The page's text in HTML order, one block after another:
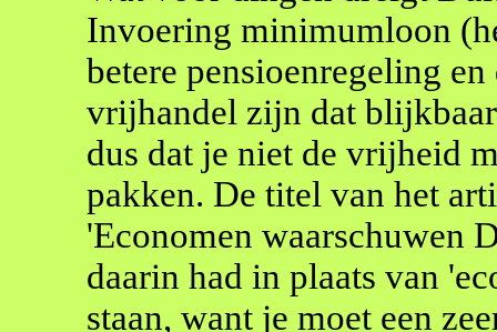
Invoering minimumloon
betere pensioenregeling
vrijhandel zijn dat
dus dat je niet de vrijheid
pakken. De titel van het
'Economen waarschuwen
daarin had in plaats van
staan, want je moet een